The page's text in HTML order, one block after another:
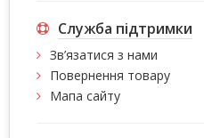
Служба підтримки
Зв’язатися з нами
Повернення товару
Мапа сайту